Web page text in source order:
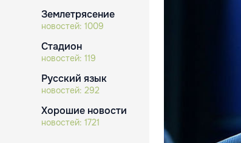
Землетрясение
новостей: 1009
Стадион
новостей: 119
Русский язык
новостей: 292
Хорошие новости
новостей: 1721